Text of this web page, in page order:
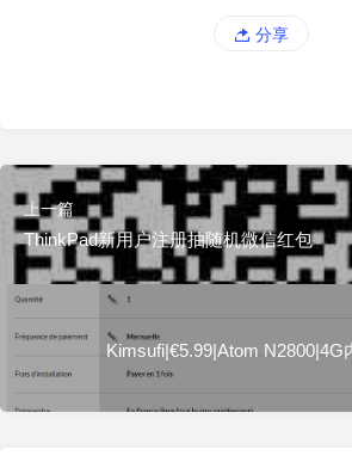
分享
上一篇
ThinkPad新用户注册抽随机微信红包
Kimsufi|€5.99|Atom